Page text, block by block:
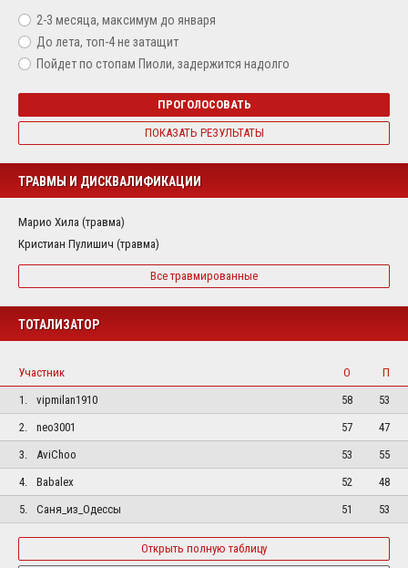
2-3 месяца, максимум до января
До лета, топ-4 не затащит
Пойдет по стопам Пиоли, задержится надолго
ПРОГОЛОСОВАТЬ
ПОКАЗАТЬ РЕЗУЛЬТАТЫ
ТРАВМЫ И ДИСКВАЛИФИКАЦИИ
Марио Хила (травма)
Кристиан Пулишич (травма)
Все травмированные
ТОТАЛИЗАТОР
Участник О
П
1.
vipmilan1910 58
53
2.
neo3001 57
47
3.
AviChoo 53
55
4.
Babalex 52
48
5.
Саня_из_Одессы 51 53
Открыть полную таблицу